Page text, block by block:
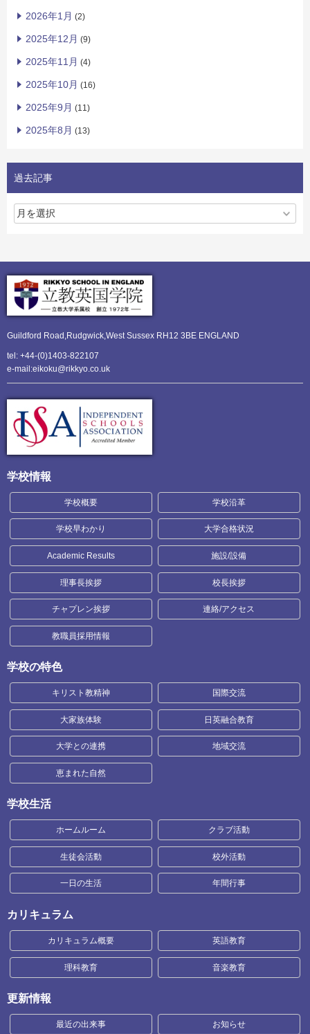
2026年1月 (2)
2025年12月 (9)
2025年11月 (4)
2025年10月 (16)
2025年9月 (11)
2025年8月 (13)
過去記事
Guildford Road,Rudgwick,West Sussex RH12 3BE ENGLAND
tel: +44-(0)1403-822107
e-mail:eikoku@rikkyo.co.uk
学校情報
学校概要 学校沿革
学校早わかり 大学合格状況
Academic Results 施設/設備
理事長挨拶 校長挨拶
チャプレン挨拶 連絡/アクセス
教職員採用情報
学校の特色
キリスト教精神 国際交流
大家族体験 日英融合教育
大学との連携 地域交流
恵まれた自然
学校生活
ホームルーム クラブ活動
生徒会活動 校外活動
一日の生活 年間行事
カリキュラム
カリキュラム概要 英語教育
理科教育 音楽教育
更新情報
最近の出来事 お知らせ